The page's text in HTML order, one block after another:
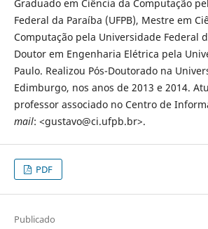
Graduado em Ciência da Computação
Federal da Paraíba (UFPB), Mestre em
Computação pela Universidade Federal
Doutor em Engenharia Elétrica pela
Paulo. Realizou Pós-Doutorado na
Edimburgo, nos anos de 2013 e 2014.
professor associado no Centro de
mail: <gustavo@ci.ufpb.br>.
PDF
Publicado